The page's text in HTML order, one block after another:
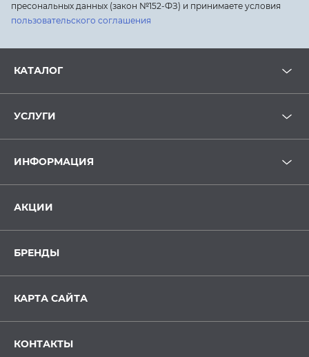
пресональных данных (закон №152-ФЗ) и принимаете условия
пользовательского соглашения
КАТАЛОГ
УСЛУГИ
ИНФОРМАЦИЯ
АКЦИИ
БРЕНДЫ
КАРТА САЙТА
КОНТАКТЫ